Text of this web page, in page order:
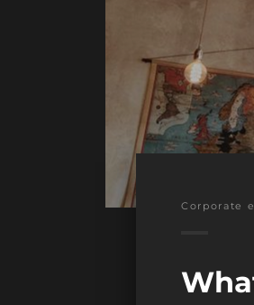
Corporate